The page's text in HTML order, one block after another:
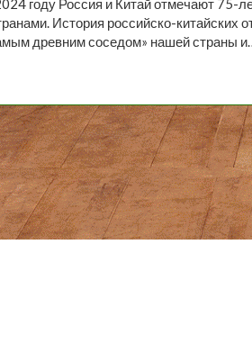
году Россия и Китай отмечают 75-
История российско-китайских
древним соседом» нашей страны